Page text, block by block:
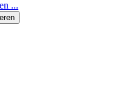
...